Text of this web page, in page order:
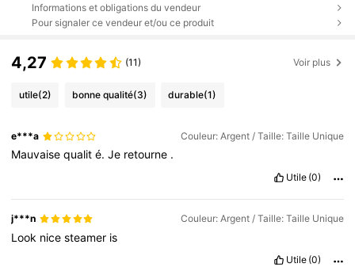
Informations et obligations du vendeur
Pour signaler ce vendeur et/ou ce produit
4,27 (11) Voir plus
utile(2) bonne qualité(3) durable(1)
e***a Couleur: Argent / Taille: Taille Unique
Mauvaisequalité.Je retourne .
Utile (0)
j***n Couleur: Argent / Taille: Taille Unique
Look nicesteamer is
Utile (0)